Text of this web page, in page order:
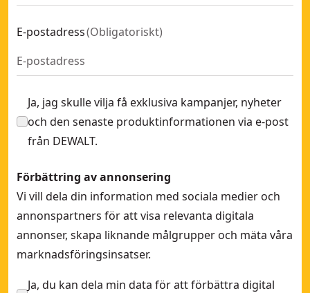
E-postadress(Obligatoriskt)
Ja, jag skulle vilja få exklusiva kampanjer, nyheter
och den senaste produktinformationen via e-post
från DEWALT.
Förbättring av annonsering
Vi vill dela din information med sociala medier och
annonspartners för att visa relevanta digitala
annonser, skapa liknande målgrupper och mäta våra
marknadsföringsinsatser.
Ja, du kan dela min data för att förbättra digital